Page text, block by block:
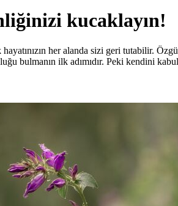
kucaklayın!
her alanda sizi geri tutabilir.
bulmanın ilk adımıdır. Peki kendini